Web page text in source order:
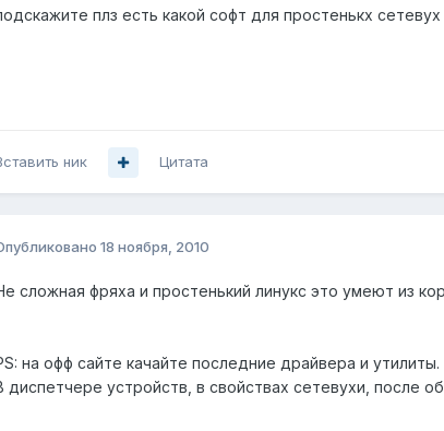
плз есть какой софт для простенькх
ник Цитата
18 ноября, 2010
сложная фряха и простенький линукс это умеют из
на офф сайте качайте последние драйвера и утилиты.
диспетчере устройств, в свойствах сетевухи, после